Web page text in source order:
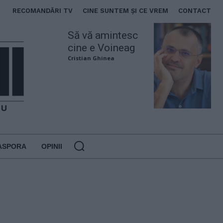
RECOMANDĂRI TV CINE SUNTEM ȘI CE VREM CONTACT
Să vă amintesc
cine e Voineag
Cristian Ghinea
OPINII